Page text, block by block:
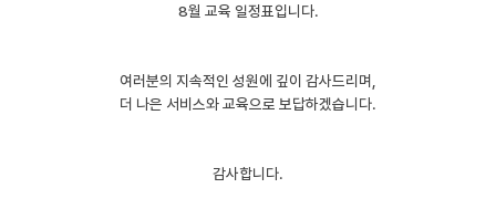
8월 교육 일정표입니다.
여러분의 지속적인 성원에 깊이 감사드리며,
더 나은 서비스와 교육으로 보답하겠습니다.
감사합니다.